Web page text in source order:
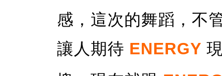
感，這次的舞蹈，不
讓人期待 ENERGY